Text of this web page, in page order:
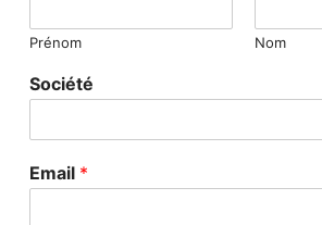
Prénom Nom
Société
Email *